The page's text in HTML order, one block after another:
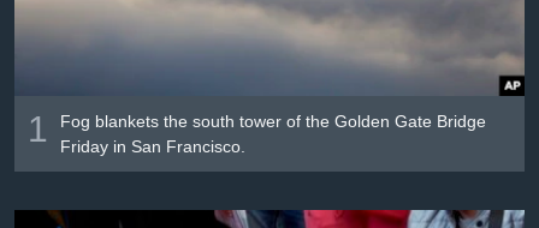
Լեզուներ
1
Fog blankets the south tower of the Golden Gate Bridge
Friday in San Francisco.